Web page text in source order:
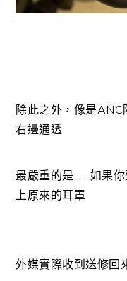
除此之外，像是
右邊通透
最嚴重的是……如果
上原來的耳罩
外媒實際收到送修回